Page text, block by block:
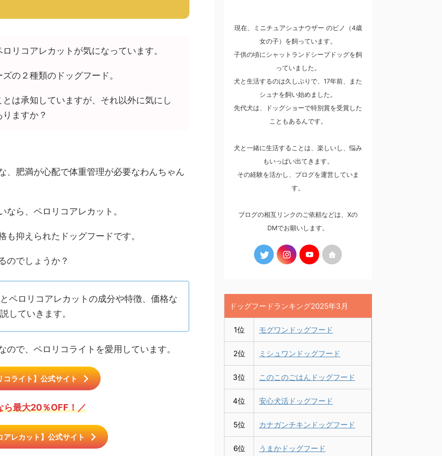
リコアレカットが気になっています。
の２種類のドッグフード。
は承知していますが、それ以外に気にし
ますか？
、肥満が心配で体重管理が必要なわんちゃん
ら、ペロリコアレカット。
抑えられたドッグフードです。
のでしょうか？
ペロリコアレカットの成分や特徴、価格な
していきます。
で、ペロリコライトを愛用しています。
コライト】公式サイト
ら最大20％OFF！／
アレカット】公式サイト
現在、ミニチュアシュナウザー のビノ（4歳
女の子）を飼っています。
子供の頃にシャットランドシープドッグを飼
っていました。
犬と生活するのは久しぶりで、17年前、また
シュナを飼い始めました。
先代犬は、ドッグショーで特別賞を受賞した
こともあるんです。
犬と一緒に生活することは、楽しいし、悩み
もいっぱい出てきます。
その経験を活かし、ブログを運営していま
す。
ブログの相互リンクのご依頼などは、Xの
DMでお願いします。
ドッグフードランキング2025年3月
1位 モグワンドッグフード
2位 ミシュワンドッグフード
3位 このこのごはんドッグフード
4位 安心犬活ドッグフード
5位 カナガンチキンドッグフード
6位 うまかドッグフード